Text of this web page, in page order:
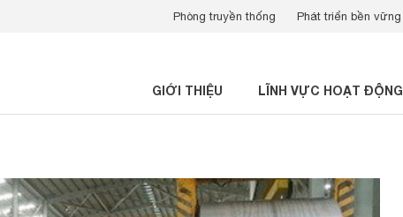
Phòng truyền thống Phát triển bền vững
GIỚI THIỆU LĨNH VỰC HOẠT ĐỘNG